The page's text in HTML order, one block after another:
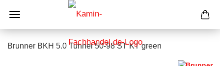
Brunner BKH 5.0 Tunnel 50-98 ST KT green